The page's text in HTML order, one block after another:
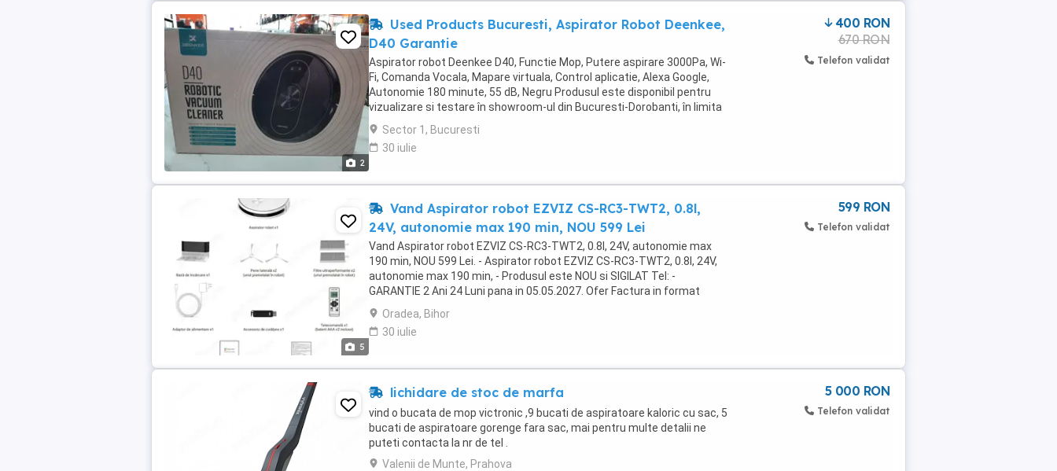
2
Used Products Bucuresti, Aspirator Robot Deenkee,
D40 Garantie
Aspirator robot Deenkee D40, Functie Mop, Putere aspirare 3000Pa, Wi-
Fi, Comanda Vocala, Mapare virtuala, Control aplicatie, Alexa Google,
Autonomie 180 minute, 55 dB, Negru Produsul este disponibil pentru
vizualizare si testare în showroom-ul din Bucuresti-Dorobanti, în limita
stocului, si cu respectarea ...
Sector 1, Bucuresti
30 iulie
400 RON
670 RON
Telefon validat
5
Vand Aspirator robot EZVIZ CS-RC3-TWT2, 0.8l,
24V, autonomie max 190 min, NOU 599 Lei
Vand Aspirator robot EZVIZ CS-RC3-TWT2, 0.8l, 24V, autonomie max
190 min, NOU 599 Lei. - Aspirator robot EZVIZ CS-RC3-TWT2, 0.8l, 24V,
autonomie max 190 min, - Produsul este NOU si SIGILAT Tel: -
GARANTIE 2 Ani 24 Luni pana in 05.05.2027. Ofer Factura in format
Electronic sau Digital pe e-mail sau ...
Oradea, Bihor
30 iulie
599 RON
Telefon validat
lichidare de stoc de marfa
vind o bucata de mop victronic ,9 bucati de aspiratoare kaloric cu sac, 5
bucati de aspiratoare gorenge fara sac, mai pentru multe detalii ne
puteti contacta la nr de tel .
Valenii de Munte, Prahova
5 000 RON
Telefon validat